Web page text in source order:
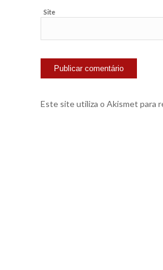
Site
Este site utiliza o Akismet para